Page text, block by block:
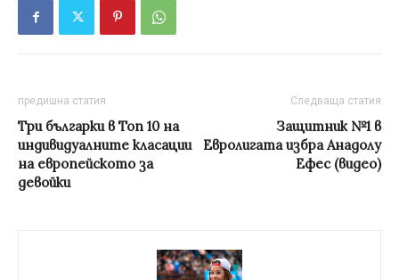
предишна статия
Три българки в Топ 10 на
индивидуалните класации
на европейското за
девойки
Следваща статия
Защитник №1 в
Евролигата избра Анадолу
Ефес (видео)